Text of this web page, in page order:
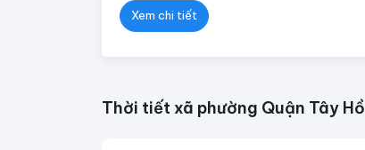
Xem chi tiết
Thời tiết xã phường Quận Tây Hồ